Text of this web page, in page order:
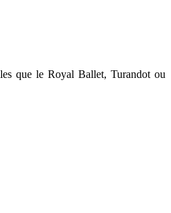
que le Royal Ballet, Turandot ou